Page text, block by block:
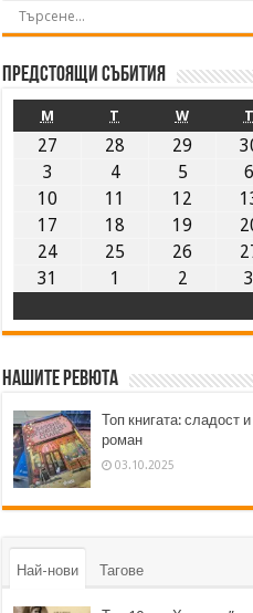
Предстоящи събития
M T W T
27 28 29
3
4 5 6
10
11 12
17
18 19
24
25 26
31
1 2 3
Нашите ревюта
Топ книгата: сладост
роман
03.10.2025
Най-нови Тагове